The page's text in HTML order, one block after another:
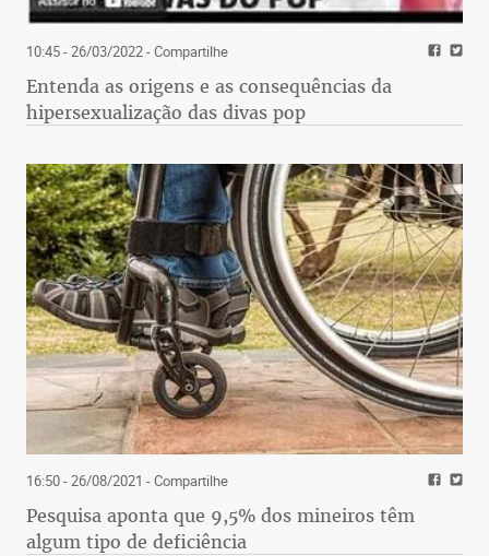
10:45 - 26/03/2022- Compartilhe
Entenda as origens e as consequências da
hipersexualização das divas pop
16:50 - 26/08/2021 - Compartilhe
Pesquisa aponta que 9,5% dos mineiros têm
algum tipo de deficiência